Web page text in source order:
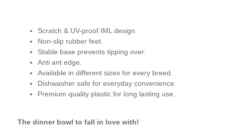
Scratch & UV-proof IML design.
Non-slip rubber feet.
Stable base prevents tipping over.
Anti ant edge.
Available in different sizes for every breed.
Dishwasher safe for everyday convenience.
Premium quality plastic for long lasting use.
The dinner bowl to fall in love with!